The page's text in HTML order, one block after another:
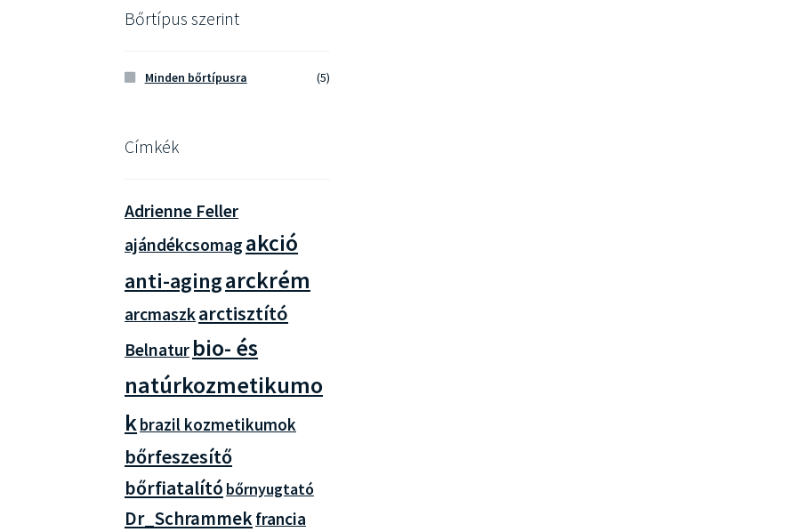
Bőrtípus szerint
Minden bőrtípusra (5)
Címkék
Adrienne Feller
ajándékcsomag akció
anti-agingarckrém
arcmaszkarctisztító
Belnatur bio- és
natúrkozmetikumo
kbrazil kozmetikumok
bőrfeszesítő
bőrfiatalító bőrnyugtató
Dr_Schrammekfrancia